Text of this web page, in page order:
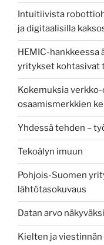
Intuitiivista
ja digitaalisilla
HEMIC-
yritykset kohtasivat
Kokemuksia
osaamismerkkien
Yhdessä tehden –
Tekoälyn imuun
Pohjois-Suomen
lähtötasokuvaus
Datan arvo
Kielten ja